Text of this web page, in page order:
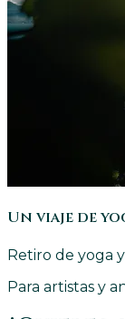
Un viaje de
Retiro de yoga
Para artistas y